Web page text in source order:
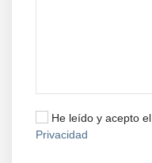
He leído y acepto el
Privacidad